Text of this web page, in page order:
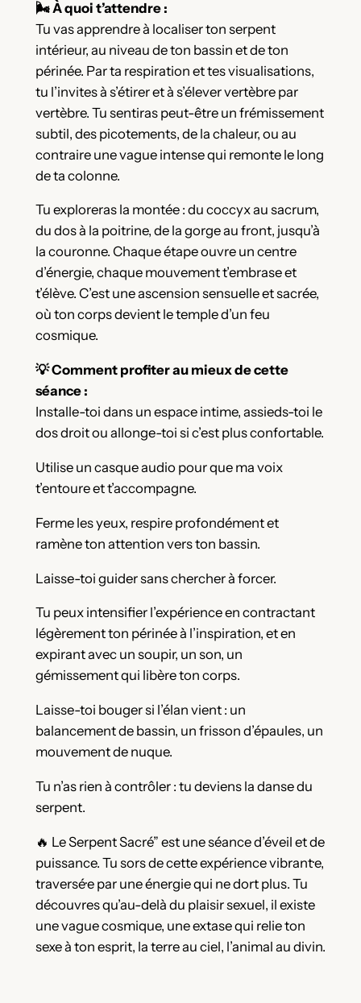
🌬 À quoi t’attendre :
Tu vas apprendre à localiser ton serpent
intérieur, au niveau de ton bassin et de ton
périnée. Par ta respiration et tes visualisations,
tu l’invites à s’étirer et à s’élever vertèbre par
vertèbre. Tu sentiras peut-être un frémissement
subtil, des picotements, de la chaleur, ou au
contraire une vague intense qui remonte le long
de ta colonne.
Tu exploreras la montée : du coccyx au sacrum,
du dos à la poitrine, de la gorge au front, jusqu’à
la couronne. Chaque étape ouvre un centre
d’énergie, chaque mouvement t’embrase et
t’élève. C’est une ascension sensuelle et sacrée,
où ton corps devient le temple d’un feu
cosmique.
💡 Comment profiter au mieux de cette
séance :
Installe-toi dans un espace intime, assieds-toi le
dos droit ou allonge-toi si c’est plus confortable.
Utilise un casque audio pour que ma voix
t’entoure et t’accompagne.
Ferme les yeux, respire profondément et
ramène ton attention vers ton bassin.
Laisse-toi guider sans chercher à forcer.
Tu peux intensifier l’expérience en contractant
légèrement ton périnée à l’inspiration, et en
expirant avec un soupir, un son, un
gémissement qui libère ton corps.
Laisse-toi bouger si l’élan vient : un
balancement de bassin, un frisson d’épaules, un
mouvement de nuque.
Tu n’as rien à contrôler : tu deviens la danse du
serpent.
🔥 Le Serpent Sacré” est une séance d’éveil et de
puissance. Tu sors de cette expérience vibrant·e,
traversé·e par une énergie qui ne dort plus. Tu
découvres qu’au-delà du plaisir sexuel, il existe
une vague cosmique, une extase qui relie ton
sexe à ton esprit, la terre au ciel, l’animal au divin.